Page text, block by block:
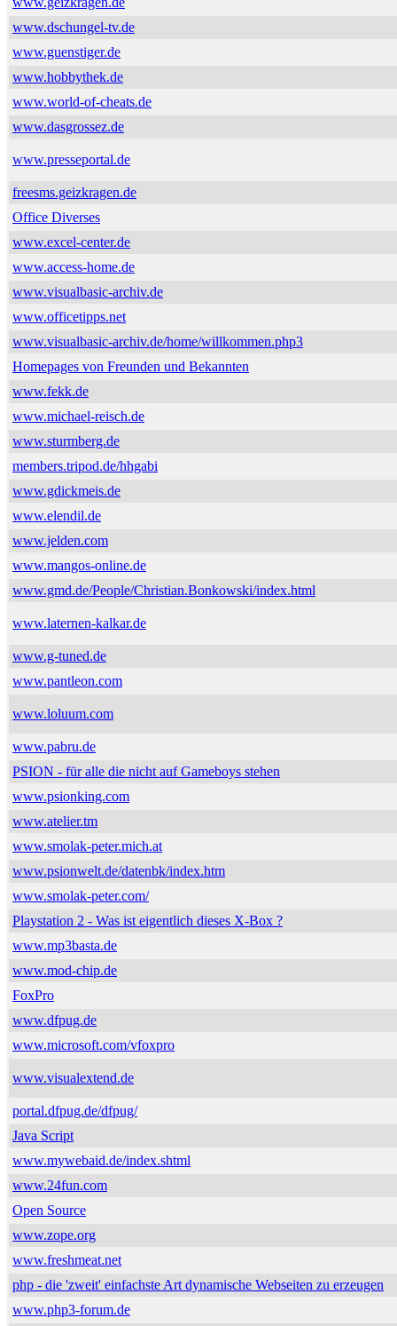
www.dschungel-tv.de
www.guenstiger.de
www.hobbythek.de
www.world-of-cheats.de
www.dasgrossez.de
www.presseportal.de
freesms.geizkragen.de
Office Diverses
www.excel-center.de
www.access-home.de
www.visualbasic-archiv.de
www.officetipps.net
www.visualbasic-archiv.de/home/willkommen.php3
Homepages von Freunden und Bekannten
www.fekk.de
www.michael-reisch.de
www.sturmberg.de
members.tripod.de/hhgabi
www.gdickmeis.de
www.elendil.de
www.jelden.com
www.mangos-online.de
www.gmd.de/People/Christian.Bonkowski/index.html
www.laternen-kalkar.de
www.g-tuned.de
www.pantleon.com
www.loluum.com
www.pabru.de
PSION - für alle die nicht auf Gameboys stehen
www.psionking.com
www.atelier.tm
www.smolak-peter.mich.at
www.psionwelt.de/datenbk/index.htm
www.smolak-peter.com/
Playstation 2 - Was ist eigentlich dieses X-Box ?
www.mp3basta.de
www.mod-chip.de
FoxPro
www.dfpug.de
www.microsoft.com/vfoxpro
www.visualextend.de
portal.dfpug.de/dfpug/
Java Script
www.mywebaid.de/index.shtml
www.24fun.com
Open Source
www.zope.org
www.freshmeat.net
php - die 'zweit' einfachste Art dynamische Webseiten zu erzeugen
www.php3-forum.de